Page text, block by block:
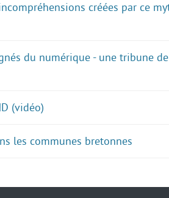
créées par ce
du numérique - une tribune de
(vidéo)
les communes bretonnes